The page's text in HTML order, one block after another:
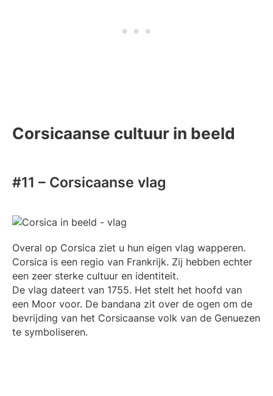
Corsicaanse cultuur in beeld
#11 – Corsicaanse vlag
Overal op Corsica ziet u hun eigen vlag wapperen.
Corsica is een regio van Frankrijk. Zij hebben echter
een zeer sterke cultuur en identiteit.
De vlag dateert van 1755. Het stelt het hoofd van
een Moor voor. De bandana zit over de ogen om de
bevrijding van het Corsicaanse volk van de Genuezen
te symboliseren.